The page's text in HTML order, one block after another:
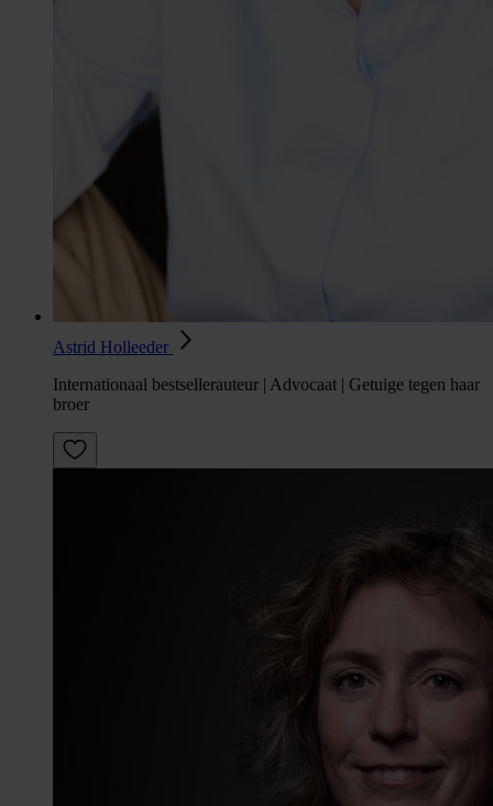
Astrid Holleeder
Internationaal bestsellerauteur | Advocaat | Getuige tegen haar
broer